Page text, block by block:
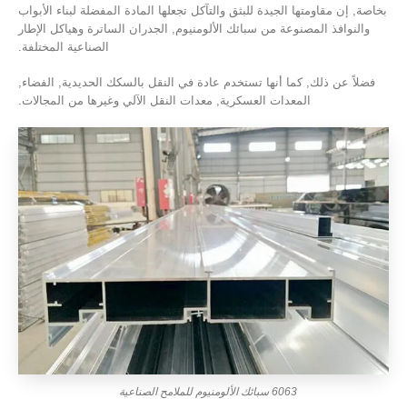
بخاصة, إن مقاومتها الجيدة للبثق والتآكل تجعلها المادة المفضلة لبناء الأبواب
والنوافذ المصنوعة من سبائك الألومنيوم, الجدران الساترة وهياكل الإطار
الصناعية المختلفة.
فضلاً عن ذلك, كما أنها تستخدم عادة في النقل بالسكك الحديدية, الفضاء,
المعدات العسكرية, معدات النقل الآلي وغيرها من المجالات.
6063 سبائك الألومنيوم للملامح الصناعية